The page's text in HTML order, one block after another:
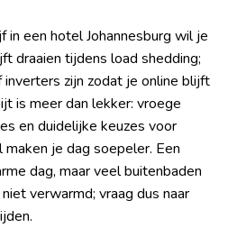
in een hotel Johannesburg wil je
draaien tijdens load shedding;
zijn zodat je online blijft
is meer dan lekker: vroege
en duidelijke keuzes voor
je dag soepeler. Een
dag, maar veel buitenbaden
verwarmd; vraag dus naar